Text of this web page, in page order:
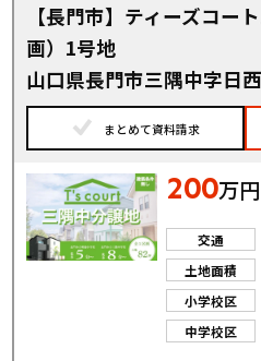
【長門市】ティーズコー
画）1号地
山口県長門市三隅中字日
まとめて資料請求
200万円
交通
土地面積
小学校区
中学校区